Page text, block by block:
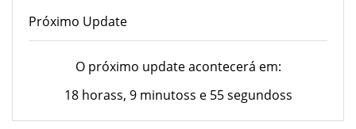
Próximo Update
O próximo update acontecerá em:
18 horass, 9 minutoss e 55 segundoss